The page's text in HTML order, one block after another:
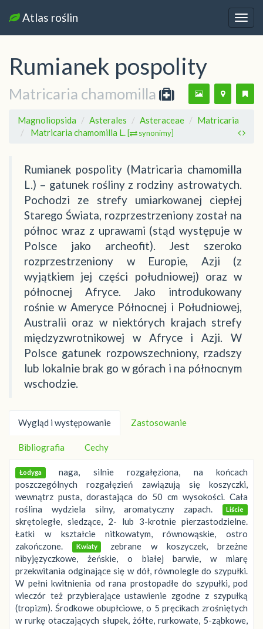
Atlas roślin
Rumianek pospolity
Matricaria chamomilla
Magnoliopsida Asterales Asteraceae
Matricaria
Matricaria chamomilla L. [ synonimy]
Rumianek pospolity (Matricaria chamomilla
L.) – gatunek rośliny z rodziny astrowatych.
Pochodzi ze strefy umiarkowanej ciepłej
Starego Świata, rozprzestrzeniony został na
północ wraz z uprawami (stąd występuje w
Polsce jako archeofit). Jest szeroko
rozprzestrzeniony w Europie, Azji (z
wyjątkiem jej części południowej) oraz w
północnej Afryce. Jako introdukowany
rośnie w Ameryce Północnej i Południowej,
Australii oraz w niektórych krajach strefy
międzyzwrotnikowej w Afryce i Azji. W
Polsce gatunek rozpowszechniony, rzadszy
lub lokalnie brak go w górach i na północnym
wschodzie.
Wygląd i występowanie Zastosowanie
Bibliografia Cechy
Łodyga naga, silnie rozgałęziona, na końcach
poszczególnych rozgałęzień zawiązują się koszyczki,
wewnątrz pusta, dorastająca do 50 cm wysokości. Cała
roślina wydziela silny, aromatyczny zapach.
Liście
skrętoległe, siedzące, 2- lub 3-krotnie pierzastodzielne.
Łatki w kształcie nitkowatym, równowąskie, ostro
zakończone.
Kwiaty
zebrane w koszyczek, brzeżne
nibyjęzyczkowe, żeńskie, o białej barwie, w miarę
przekwitania odginające się w dół, równolegle do szypułki.
W pełni kwitnienia od rana prostopadłe do szypułki, pod
wieczór też przybierające ustawienie zgodne z szypułką
(tropizm). Środkowe obupłciowe, o 5 pręcikach zrośniętych
w rurkę otaczających słupek, żółte, rurkowate, 5-ząbkowe,